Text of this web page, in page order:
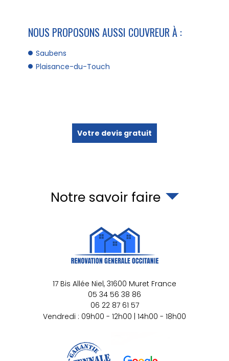
NOUS PROPOSONS AUSSI COUVREUR À :
Saubens
Plaisance-du-Touch
Votre devis gratuit
Notre savoir faire
17 Bis Allée Niel, 31600 Muret France
05 34 56 38 86
06 22 87 61 57
Vendredi : 09h00 - 12h00 | 14h00 - 18h00